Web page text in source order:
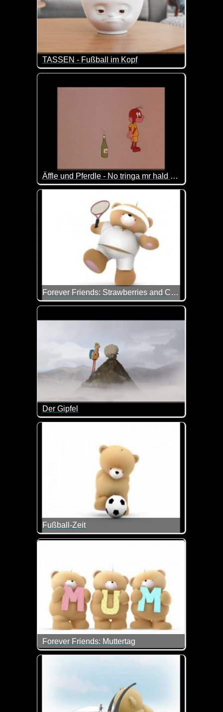
TASSEN - Fußball im Kopf
Fußball berührt uns alle. Ob wir nun
Äffle und Pferdle - No tringa mr hald heut nix
Für alle Nicht-Schwaben: "Dann trinken wir heute
Forever Friends: Strawberries and Cream!
Mit dem Tennis spielen hat es das Bärchen nicht
Der Gipfel
Je härter der Aufstieg, desto besser ist die
Fußball-Zeit
Heute geht die Fußball-EM los und wir hoffen
Forever Friends: Muttertag
Sind die Bärchen nicht klasse? Lieb und zugleich